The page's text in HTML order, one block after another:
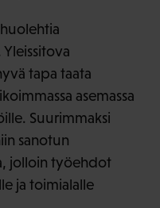
tapa taata
asemassa
Suurimmaksi
sanotun
jolloin työehdot
ja toimialalle